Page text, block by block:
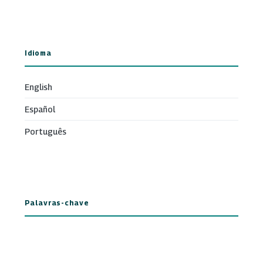
Idioma
English
Español
Português
Palavras-chave